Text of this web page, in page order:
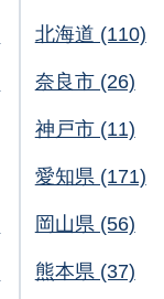
北海道 (110)
奈良市 (26)
神戸市 (11)
愛知県 (171)
岡山県 (56)
熊本県 (37)